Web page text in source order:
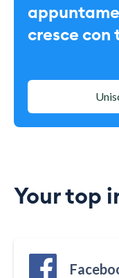
cresce con
Your top